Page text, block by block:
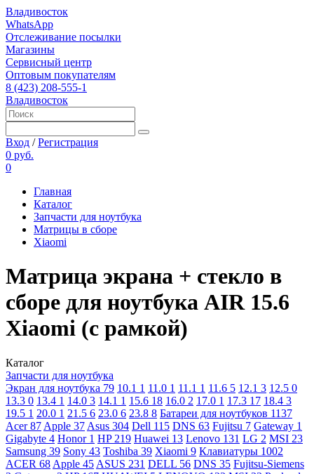
Владивосток
WhatsApp
Отслеживание посылки
Магазины
Сервисный центр
Оптовым покупателям
8 (423) 208-555-1
Владивосток
Вход /Регистрация
0 руб.
0
Главная
Каталог
Запчасти для ноутбука
Матрицы в сборе
Xiaomi
Матрица экрана + стекло в
сборе для ноутбука AIR 15.6
Xiaomi (с рамкой)
Каталог
Запчасти для ноутбука
Экран для ноутбука 79 10.1 1 11.0 1 11.1 1 11.6 5 12.1 3 12.5 0
13.3 0 13.4 1 14.0 3 14.1 1 15.6 18 16.0 2 17.0 1 17.3 17 18.4 3
19.5 1 20.0 1 21.5 6 23.0 6 23.8 8 Батареи для ноутбуков 1137
Acer87 Apple 37 Asus 304 Dell 115 DNS 63 Fujitsu 7 Gateway 1
Gigabyte 4 Honor 1 HP 219 Huawei 13 Lenovo 131 LG 2 MSI 23
Samsung 39 Sony 43 Toshiba 39 Xiaomi 9 Клавиатуры 1002
ACER 68 Apple 45 ASUS 231 DELL 56 DNS 35 Fujitsu-Siemens